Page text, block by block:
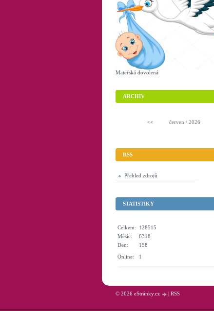
Mateřská dovolená
ARCHIV
<< červen / 2026
RSS
Přehled zdrojů
STATISTIKY
Online: 1
Celkem:
128515
Měsíc:
6318
Den:
158
© 2026 eStránky.cz | RSS